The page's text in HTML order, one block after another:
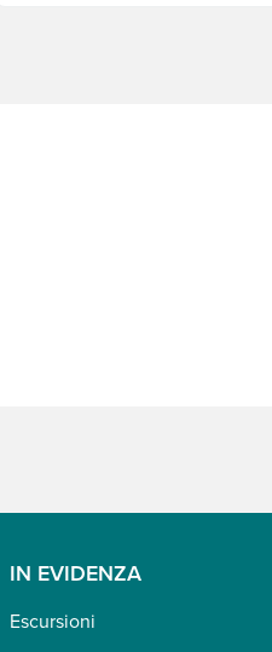
IN EVIDENZA
Escursioni